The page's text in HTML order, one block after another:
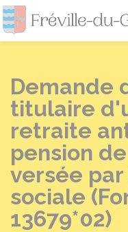
Demande
titulaire
retraite
pension
versée
sociale
13679*02)